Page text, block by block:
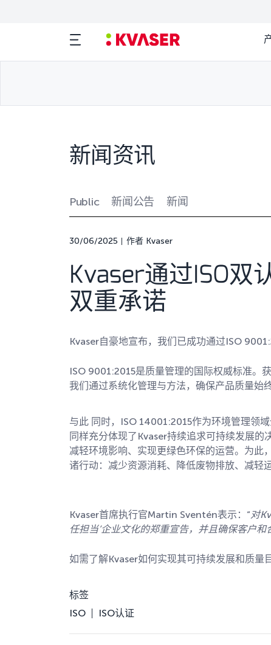
新闻资讯
Public 新闻公告 新闻
30/06/2025 作者 Kvaser
Kvaser通过ISO双
双重承诺
Kvaser自豪地宣布，我们已成功通过ISO
ISO 9001:2015是质量管理的国际权威标准。
我们通过系统化管理与方法，确保产品质量始
与此 同时，ISO 14001:2015作为环境管理领
同样充分体现了Kvaser持续追求可持续发展的
减轻环境影响、实现更绿色环保的运营。为此
诸行动：减少资源消耗、降低废物排放、减轻
Kvaser首席执行官Martin Sventén表示：“对
任担当’企业文化的郑重宣告，并且确保客户和
如需了解Kvaser如何实现其可持续发展和质量
标签
ISO
ISO认证